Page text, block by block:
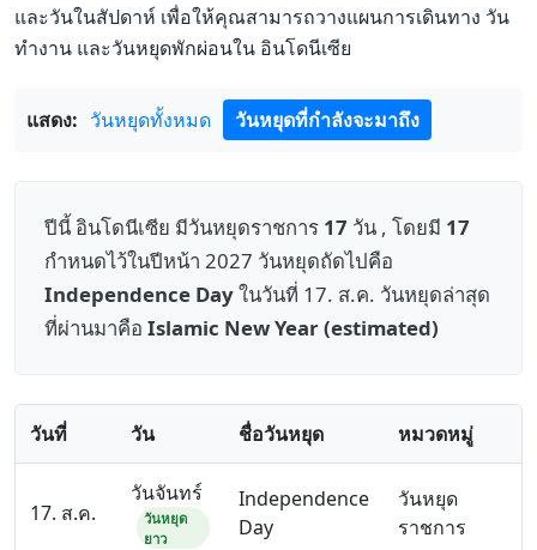
และวันในสัปดาห์ เพื่อให้คุณสามารถวางแผนการเดินทาง วัน
ทำงาน และวันหยุดพักผ่อนใน อินโดนีเซีย
แสดง: วันหยุดทั้งหมด วันหยุดที่กำลังจะมาถึง
ปีนี้ อินโดนีเซีย มีวันหยุดราชการ 17 วัน , โดยมี 17
กำหนดไว้ในปีหน้า 2027 วันหยุดถัดไปคือ
Independence Dayในวันที่ 17. ส.ค. วันหยุดล่าสุด
ที่ผ่านมาคือ Islamic New Year (estimated)
วันที่ วัน ชื่อวันหยุด หมวดหมู่
17. ส.ค.
วันจันทร์
วันหยุด
ยาว
Independence
Day
วันหยุด
ราชการ